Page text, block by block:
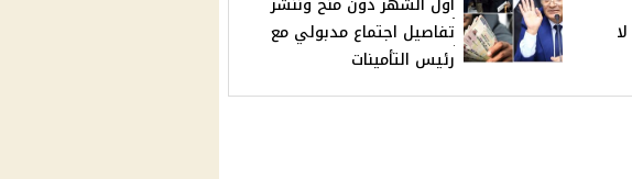
تفاصيل اجتماع مدبولي مع
رئيس التأمينات